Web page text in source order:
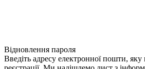
Відновлення пароля
Введіть адресу електронної пошти,